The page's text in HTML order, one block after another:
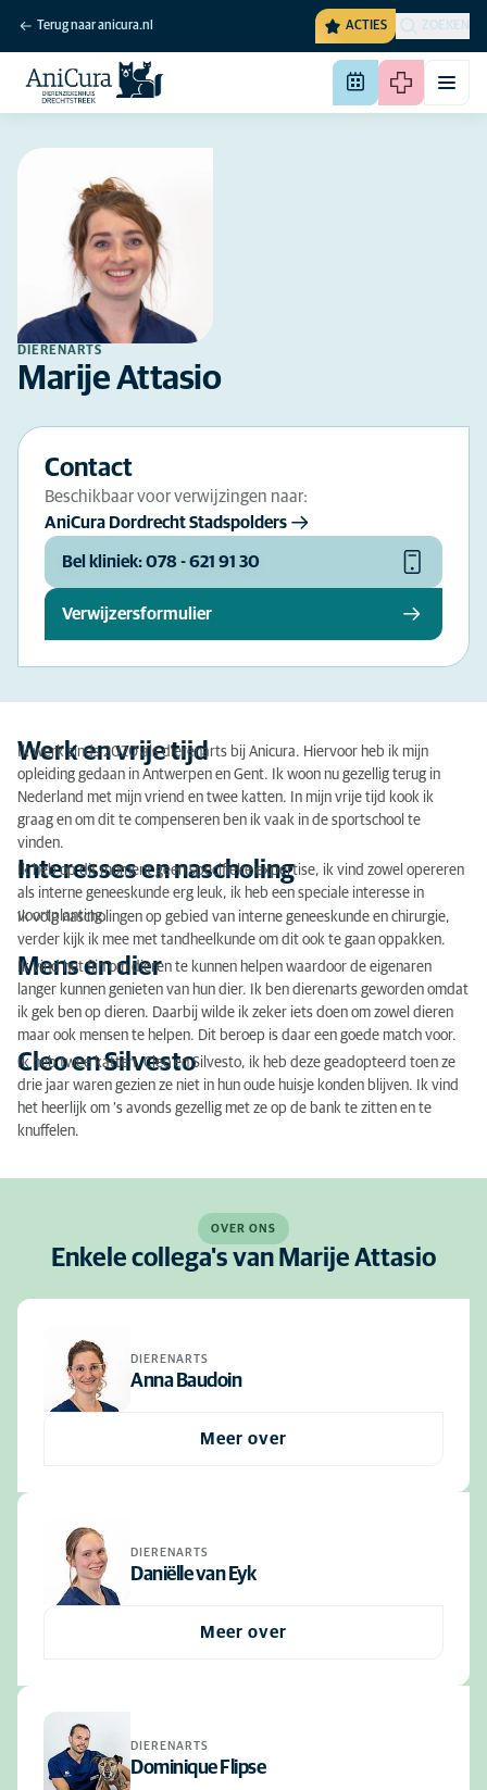
Terug naar anicura.nl ACTIES ZOEKEN
DIERENARTS
Marije Attasio
Contact
Beschikbaar voor verwijzingen naar:
AniCura Dordrecht Stadspolders
Bel kliniek: 078 - 621 91 30
Verwijzersformulier
Werk en vrije tijd
Ik werk sinds 2020 als dierenarts bij Anicura. Hiervoor heb ik mijn
opleiding gedaan in Antwerpen en Gent. Ik woon nu gezellig terug in
Nederland met mijn vriend en twee katten. In mijn vrije tijd kook ik
graag en om dit te compenseren ben ik vaak in de sportschool te
vinden.
Interesses en nascholing
Ik heb op dit moment geen specifieke expertise, ik vind zowel opereren
als interne geneeskunde erg leuk, ik heb een speciale interesse in
voortplanting.
Ik volg nascholingen op gebied van interne geneeskunde en chirurgie,
verder kijk ik mee met tandheelkunde om dit ook te gaan oppakken.
Mens en dier
Ik vind het fijn om dieren te kunnen helpen waardoor de eigenaren
langer kunnen genieten van hun dier. Ik ben dierenarts geworden omdat
ik gek ben op dieren. Daarbij wilde ik zeker iets doen om zowel dieren
maar ook mensen te helpen. Dit beroep is daar een goede match voor.
Cleo en Silvesto
Ik heb twee katten, Cleo en Silvesto, ik heb deze geadopteerd toen ze
drie jaar waren gezien ze niet in hun oude huisje konden blijven. Ik vind
het heerlijk om ‘s avonds gezellig met ze op de bank te zitten en te
knuffelen.
OVER ONS
Enkele collega's van Marije Attasio
DIERENARTS
Anna Baudoin
Meer over
DIERENARTS
Daniëlle van Eyk
Meer over
DIERENARTS
Dominique Flipse